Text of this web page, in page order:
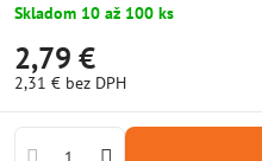
Skladom 10 až 100 ks
2,79 €
2,31 € bez DPH